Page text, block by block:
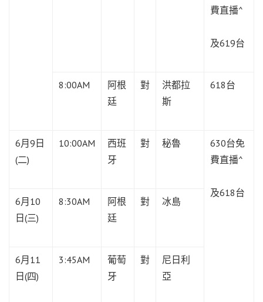
費直播^
及619台
8:00AM
阿根
廷
對
洪都拉
斯
618台
6月9日
(二)
10:00AM
西班
牙
對 秘魯
630台免
費直播^
及618台
6月10
日(三)
8:30AM
阿根
廷
對 冰島
6月11
日(四)
3:45AM
葡萄
牙
對
尼日利
亞